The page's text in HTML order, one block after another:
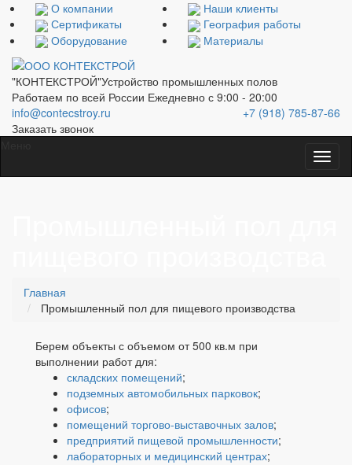
О компании
Наши клиенты
Сертификаты
География работы
Оборудование
Материалы
"КОНТЕКСТРОЙ"Устройство промышленных полов
Работаем по всей России Ежедневно с 9:00 - 20:00
info@contecstroy.ru
+7 (918) 785-87-66
Заказать звонок
Главная
Промышленный пол для пищевого производства
Берем объекты с объемом от 500 кв.м при
выполнении работ для:
складских помещений;
подземных автомобильных парковок;
офисов;
помещений торгово-выставочных залов;
предприятий пищевой промышленности;
лабораторных и медицинский центрах;